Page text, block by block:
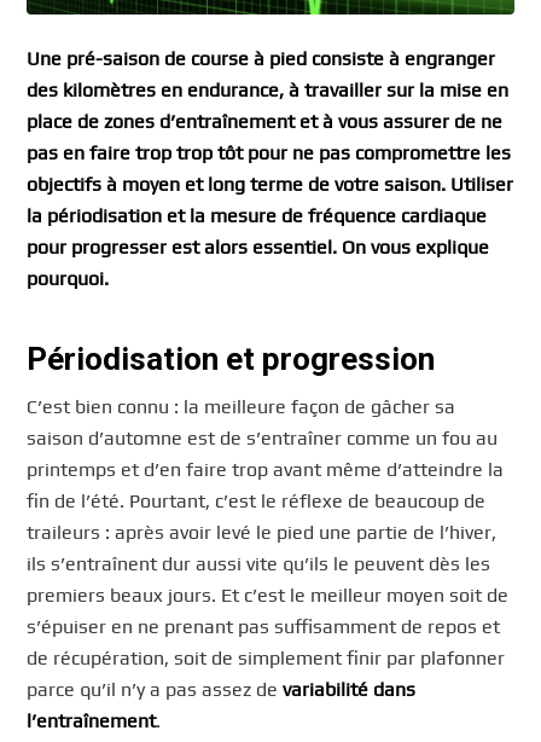
Une pré-saison de course à pied consiste à engranger
des kilomètres en endurance, à travailler sur la mise en
place de zones d’entraînement et à vous assurer de ne
pas en faire trop trop tôt pour ne pas compromettre les
objectifs à moyen et long terme de votre saison. Utiliser
la périodisation et la mesure de fréquence cardiaque
pour progresser est alors essentiel. On vous explique
pourquoi.
Périodisation et progression
C’est bien connu : la meilleure façon de gâcher sa
saison d’automne est de s’entraîner comme un fou au
printemps et d’en faire trop avant même d’atteindre la
fin de l’été. Pourtant, c’est le réflexe de beaucoup de
traileurs : après avoir levé le pied une partie de l’hiver,
ils s’entraînent dur aussi vite qu’ils le peuvent dès les
premiers beaux jours. Et c’est le meilleur moyen soit de
s’épuiser en ne prenant pas suffisamment de repos et
de récupération, soit de simplement finir par plafonner
parce qu’il n’y a pas assez devariabilité dans
l’entraînement.